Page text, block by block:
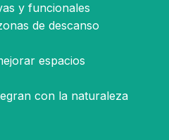
y funcionales
de descanso
espacios
con la naturaleza